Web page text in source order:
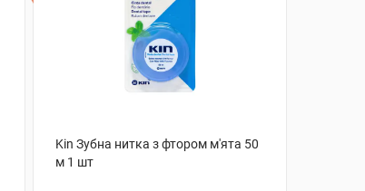
Kin Зубна нитка з фтором м'ята 50
м 1 шт